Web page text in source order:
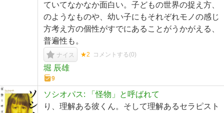
ていてなかなか面白い。子どもの世界の捉え方、
のようなものや、幼い子にもそれぞれモノの感じ
方考え方の個性がすでにあることがうかがえる、
普遍性も。
ナイス ★2 コメントする(0)
堀 辰雄
9
ソシオパス: 「怪物」と呼ばれて
り、理解ある彼くん。そして理解あるセラピスト